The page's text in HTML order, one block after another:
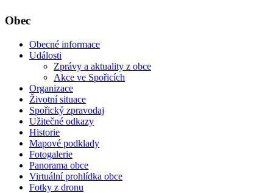
Obec
Obecné informace
Události
Zprávy a aktuality z obce
Akce ve Spořicích
Organizace
Životní situace
Spořický zpravodaj
Užitečné odkazy
Historie
Mapové podklady
Fotogalerie
Panorama obce
Virtuální prohlídka obce
Fotky z dronu